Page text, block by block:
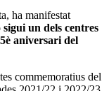
ha manifestat
un dels centres
aniversari del
commemoratius del